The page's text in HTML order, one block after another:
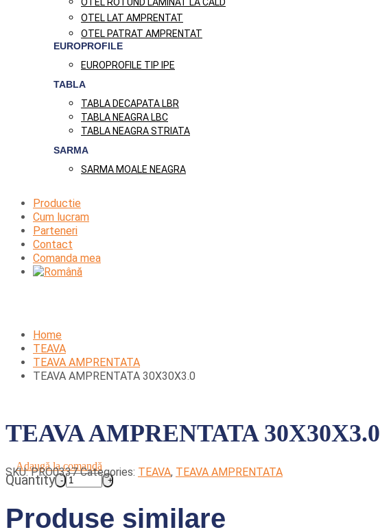
OTEL LAT AMPRENTAT
OTEL PATRAT AMPRENTAT
EUROPROFILE
EUROPROFILE TIP IPE
TABLA
TABLA DECAPATA LBR
TABLA NEAGRA LBC
TABLA NEAGRA STRIATA
SARMA
SARMA MOALE NEAGRA
Productie
Cum lucram
Parteneri
Contact
Comanda mea
Home
TEAVA
TEAVA AMPRENTATA
TEAVA AMPRENTATA 30X30X3.0
TEAVA AMPRENTATA 30X30X3.0
Adaugă la comandă
Quantity
SKU:PRO0337 Categories: TEAVA, TEAVA AMPRENTATA
Produse similare